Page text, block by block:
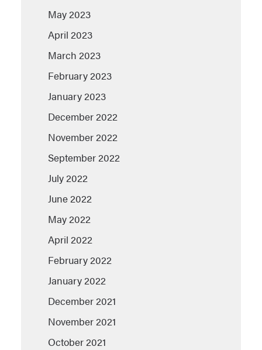
May 2023
April 2023
March 2023
February 2023
January 2023
December 2022
November 2022
September 2022
July 2022
June 2022
May 2022
April 2022
February 2022
January 2022
December 2021
November 2021
October 2021